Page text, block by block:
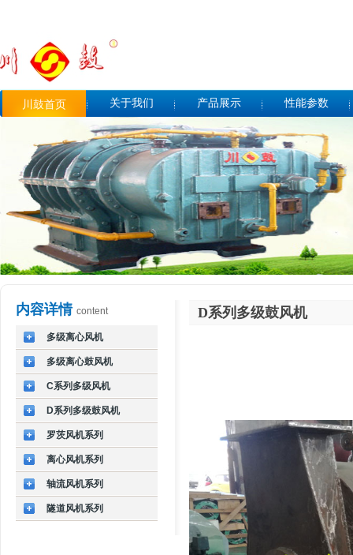
川鼓首页 关于我们 产品展示 性能参数
内容详情 content
多级离心风机
多级离心鼓风机
C系列多级风机
D系列多级鼓风机
罗茨风机系列
离心风机系列
轴流风机系列
隧道风机系列
D系列多级鼓风机